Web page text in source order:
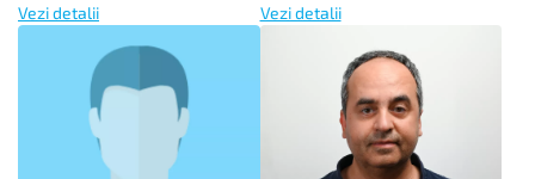
Vezi detalii Vezi detalii